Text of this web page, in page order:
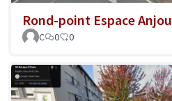
Rond-point Espace Anjou
C 0 0